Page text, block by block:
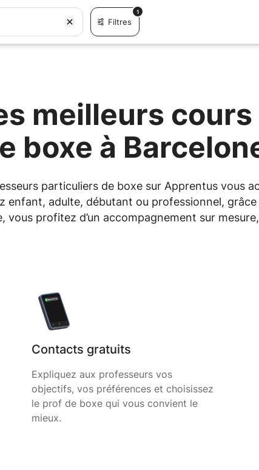
Filtres
1
meilleurs
boxe à
particuliers de boxe sur Apprentus vous
enfant, adulte, débutant ou professionnel,
vous profitez d’un accompagnement sur
Contacts gratuits
Expliquez aux professeurs vos
objectifs, vos préférences et choisissez
le prof de boxe qui vous convient le
mieux.